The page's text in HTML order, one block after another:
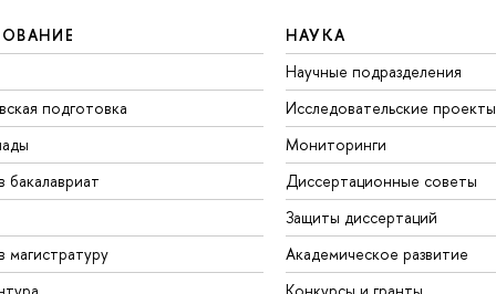
подготовка
бакалавриат
магистратуру
НАУКА
Научные подразделения
Исследовательские проекты
Мониторинги
Диссертационные советы
Защиты диссертаций
Академическое развитие